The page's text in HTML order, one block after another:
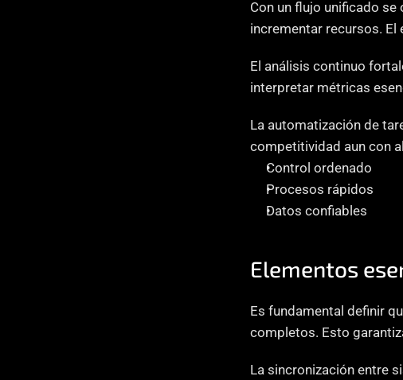
Con un flujo unificado
incrementar recursos.
El análisis continuo
interpretar métricas
La automatización de
competitividad aun con
Control ordenado
Procesos rápidos
Datos confiables
Elementos
Es fundamental definir
completos. Esto
La sincronización entre